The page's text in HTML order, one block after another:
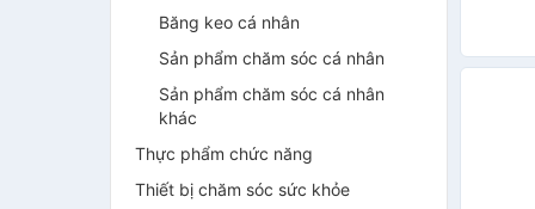
Băng keo cá nhân
Sản phẩm chăm sóc cá nhân
Sản phẩm chăm sóc cá nhân
khác
Thực phẩm chức năng
Thiết bị chăm sóc sức khỏe
Hồng